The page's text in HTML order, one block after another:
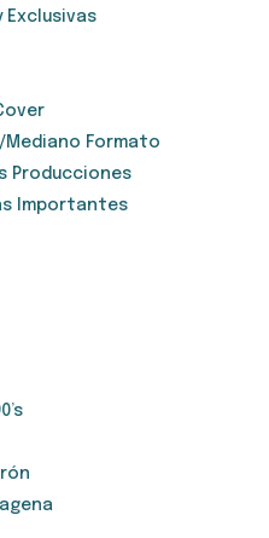
Exclusivas
Mediano Formato
Producciones
Importantes